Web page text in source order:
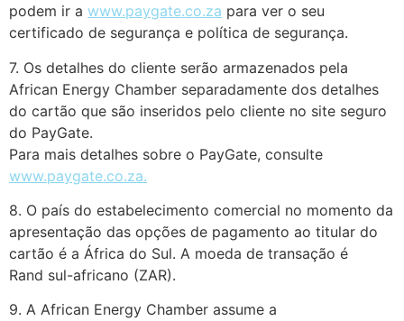
podem ir a www.paygate.co.za para ver o seu
certificado de segurança e política de segurança.
7. Os detalhes do cliente serão armazenados pela
African Energy Chamber separadamente dos detalhes
do cartão que são inseridos pelo cliente no site seguro
do PayGate.
Para mais detalhes sobre o PayGate, consulte
www.paygate.co.za.
8. O país do estabelecimento comercial no momento da
apresentação das opções de pagamento ao titular do
cartão é a África do Sul. A moeda de transação é
Rand sul-africano (ZAR).
9. A African Energy Chamber assume a